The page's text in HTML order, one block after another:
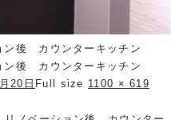
後 カウンターキッチン
後 カウンターキッチン
20日 Full size 1100 × 619